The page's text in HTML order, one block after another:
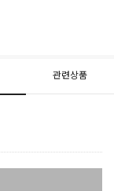
관련상품